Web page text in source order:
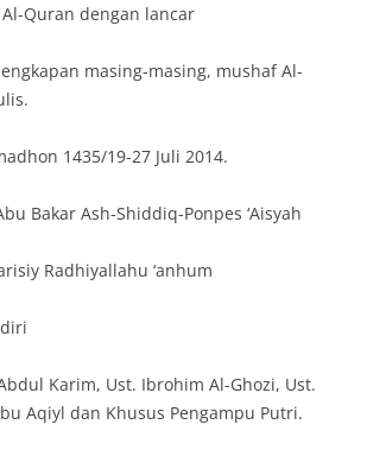
Quran dengan lancar
masing-masing, mushaf Al-
1435/19-27 Juli 2014.
Bakar Ash-Shiddiq-Ponpes ‘Aisyah
Radhiyallahu ‘anhum
Karim, Ust. Ibrohim Al-Ghozi, Ust.
Aqiyl dan Khusus Pengampu Putri.